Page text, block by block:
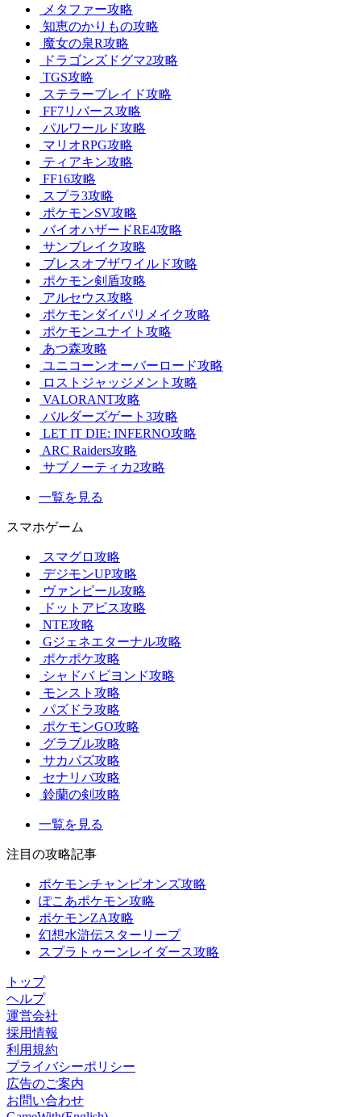
メタファー攻略
知恵のかりもの攻略
魔女の泉R攻略
ドラゴンズドグマ2攻略
TGS攻略
ステラーブレイド攻略
FF7リバース攻略
パルワールド攻略
マリオRPG攻略
ティアキン攻略
FF16攻略
スプラ3攻略
ポケモンSV攻略
バイオハザードRE4攻略
サンブレイク攻略
ブレスオブザワイルド攻略
ポケモン剣盾攻略
アルセウス攻略
ポケモンダイパリメイク攻略
ポケモンユナイト攻略
あつ森攻略
ユニコーンオーバーロード攻略
ロストジャッジメント攻略
VALORANT攻略
バルダーズゲート3攻略
LET IT DIE: INFERNO攻略
ARC Raiders攻略
サブノーティカ2攻略
一覧を見る
スマホゲーム
スマグロ攻略
デジモンUP攻略
ヴァンピール攻略
ドットアビス攻略
NTE攻略
Gジェネエターナル攻略
ポケポケ攻略
シャドバ ビヨンド攻略
モンスト攻略
パズドラ攻略
ポケモンGO攻略
グラブル攻略
サカパズ攻略
セナリバ攻略
鈴蘭の剣攻略
一覧を見る
注目の攻略記事
ポケモンチャンピオンズ攻略
ぽこあポケモン攻略
ポケモンZA攻略
幻想水滸伝スターリープ
スプラトゥーンレイダース攻略
トップ
ヘルプ
運営会社
採用情報
利用規約
プライバシーポリシー
広告のご案内
お問い合わせ